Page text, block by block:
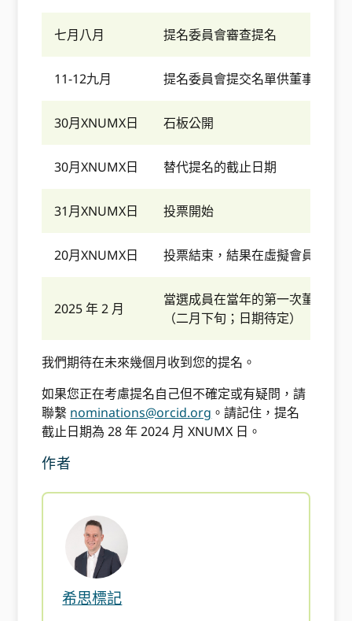
七月八月 提名委員會審查提名
11-12九月 提名委員會提交名單供董事會批准
30月XNUMX日 石板公開
30月XNUMX日 替代提名的截止日期
31月XNUMX日 投票開始
20月XNUMX日 投票結束，結果在虛擬會員會議
2025 年 2 月
當選成員在當年的第一次董事會
（二月下旬；日期待定）
我們期待在未來幾個月收到您的提名。
如果您正在考慮提名自己但不確定或有疑問，請
聯繫 nominations@orcid.org 。請記住，提名
截止日期為 28 年 2024 月 XNUMX 日。
作者
希思標記